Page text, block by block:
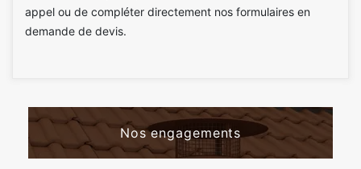
appel ou de compléter directement nos formulaires en
demande de devis.
Nos engagements